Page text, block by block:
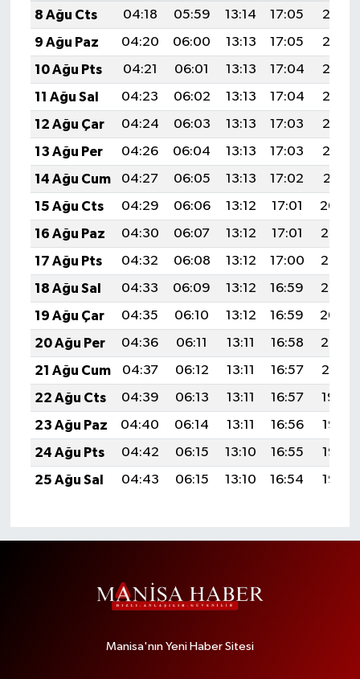
8 Ağu Cts
04:18 05:59 13:14 17:05
20:18
9 Ağu Paz
04:20 06:00 13:13 17:05
20:17
10 Ağu Pts
04:21 06:01 13:13 17:04
20:16
11 Ağu Sal
04:23 06:02 13:13 17:04
20:15
12 Ağu Çar
04:24 06:03 13:13 17:03
20:13
13 Ağu Per
04:26 06:04 13:13 17:03
20:12
14 Ağu Cum
04:27 06:05 13:13 17:02
20:11
15 Ağu Cts
04:29 06:06 13:12 17:01
20:09
16 Ağu Paz
04:30 06:07 13:12 17:01
20:08
17 Ağu Pts
04:32 06:08 13:12 17:00
20:06
18 Ağu Sal
04:33 06:09 13:12 16:59
20:05
19 Ağu Çar
04:35 06:10 13:12 16:59
20:04
20 Ağu Per
04:36 06:11 13:11 16:58
20:02
21 Ağu Cum
04:37 06:12 13:11 16:57
20:01
22 Ağu Cts
04:39 06:13 13:11 16:57
19:59
23 Ağu Paz
04:40 06:14 13:11 16:56
19:58
24 Ağu Pts
04:42 06:15 13:10 16:55
19:56
25 Ağu Sal
04:43 06:15 13:10 16:54 19:55
Manisa'nın Yeni Haber Sitesi